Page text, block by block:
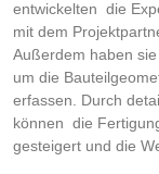
entwickelten die
mit dem
Außerdem haben
um die
erfassen. Durch
können die
gesteigert und die